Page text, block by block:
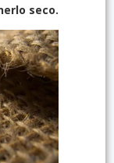
seco.